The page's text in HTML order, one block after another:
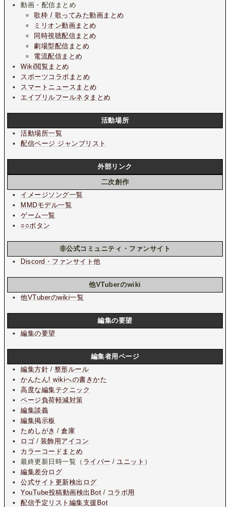
動画・配信まとめ
歌枠 / 歌ってみた動画まとめ
ミリオン動画まとめ
同時視聴配信まとめ
劇場型配信まとめ
電流配信まとめ
Wiki閲覧まとめ
スポーツコラボまとめ
スマートニュースまとめ
エイプリルフールネタまとめ
活動場所
活動場所一覧
配信ページ ジャンプリスト
外部リンク
二次創作
イメージソング一覧
MMDモデル一覧
ゲーム一覧
○○ボタン
非公式コミュニティ・ファンサイト
Discord・ファンサイト他
他VTuberのwiki
他VTuberのwiki一覧
編集の要望
編集の要望
編集者用ページ
編集方針 / 整形ルール
かんたん! wikiへの書きかた
高度な編集テクニック
ページ負荷軽減対策
編集談義
編集掲示板
ためしがき /倉庫
ロゴ / 装飾用アイコン
カラーコードまとめ
最終更新日時一覧（ ライバー / ユニット ）
編集差分ログ
公式サイト更新検出ログ
YouTube投稿動画検出Bot / コラボ用
配信予定リスト編集支援Bot